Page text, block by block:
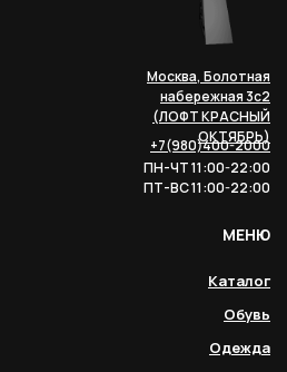
Москва, Болотная
набережная 3с2
(ЛОФТ КРАСНЫЙ
ОКТЯБРЬ)
+7(980)400-2000
ПН-ЧТ 11:00-22:00
ПТ-ВС 11:00-22:00
МЕНЮ
Каталог
Обувь
Одежда